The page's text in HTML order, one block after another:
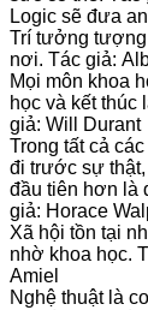
Logic sẽ đưa
Trí tưởng
nơi. Tác giả:
Mọi môn khoa
học và kết thúc
giả: Will Durant
Trong tất cả
đi trước sự thật,
đầu tiên hơn là
giả: Horace
Xã hội tồn tại
nhờ khoa học.
Amiel
Nghệ thuật là